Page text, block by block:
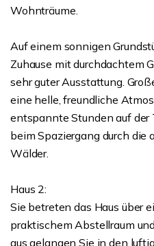
Wohnträume.
Auf einem sonnigen
Zuhause mit durchdachtem
sehr guter Ausstattung.
eine helle, freundliche
entspannte Stunden auf der
beim Spaziergang durch die
Wälder.
Haus 2:
Sie betreten das Haus über
praktischem Abstellraum
aus gelangen Sie in den